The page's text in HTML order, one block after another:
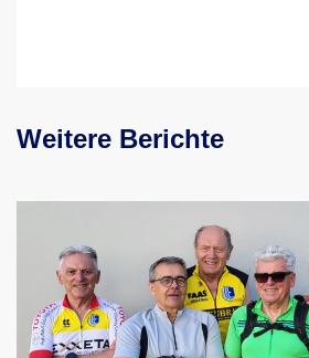
Weitere Berichte